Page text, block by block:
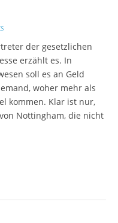
der gesetzlichen
erzählt es. In
soll es an Geld
woher mehr als
kommen. Klar ist nur,
Nottingham, die nicht